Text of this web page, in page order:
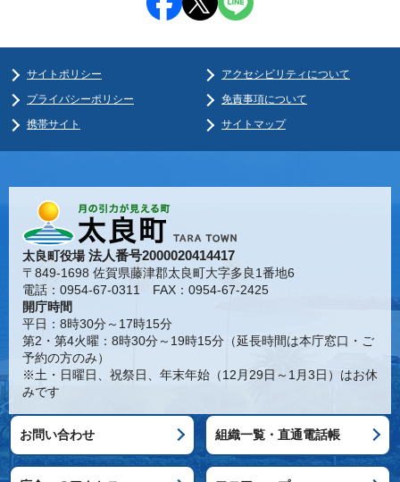
サイトポリシー
アクセシビリティについて
プライバシーポリシー
免責事項について
携帯サイト
サイトマップ
太良町役場法人番号2000020414417
〒849-1698 佐賀県藤津郡太良町大字多良1番地6
電話：0954-67-0311 FAX：0954-67-2425
開庁時間
平日：8時30分～17時15分
第2・第4火曜：8時30分～19時15分（延長時間は本庁窓口・ご
予約の方のみ）
※土・日曜日、祝祭日、年末年始（12月29日～1月3日）はお休
みです
お問い合わせ 組織一覧・直通電話帳